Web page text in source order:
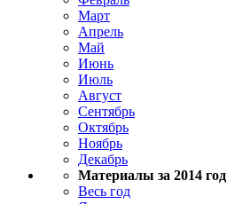
Март
Апрель
Май
Июнь
Июль
Август
Сентябрь
Октябрь
Ноябрь
Декабрь
Материалы за 2014 год
Весь год